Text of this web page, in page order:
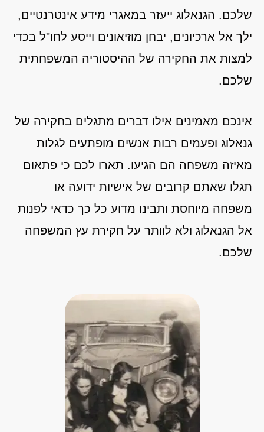
שלכם. הגנאלוג ייעזר במאגרי מידע אינטרנטיים,
ילך אל ארכיונים, יבחן מוזיאונים וייסע לחו"ל בכדי
למצות את החקירה של ההיסטוריה המשפחתית
שלכם.
אינכם מאמינים אילו דברים מתגלים בחקירה של
גנאלוג ופעמים רבות אנשים מופתעים לגלות
מאיזה משפחה הם הגיעו. תארו לכם כי פתאום
תגלו שאתם קרובים של אישיות ידועה או
משפחה מיוחסת ותבינו מדוע כל כך כדאי לפנות
אל הגנאלוג ולא לוותר על חקירת עץ המשפחה
שלכם.